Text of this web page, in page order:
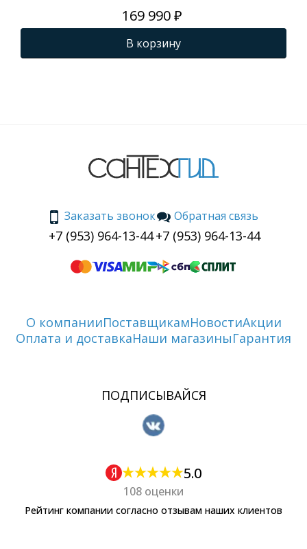
169 990 ₽
В корзину
Заказать звонок
+7 (953) 964-13-44
Обратная связь
+7 (953) 964-13-44
О компанииПоставщикамНовостиАкции
Оплата и доставкаНаши магазиныГарантия
ПОДПИСЫВАЙСЯ
5.0
108 оценки
Рейтинг компании согласно отзывам наших клиентов